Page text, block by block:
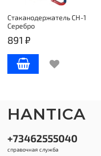
Стаканодержатель СН-1
Серебро
891 ₽
+73462555040
справочная служба
HANTICA